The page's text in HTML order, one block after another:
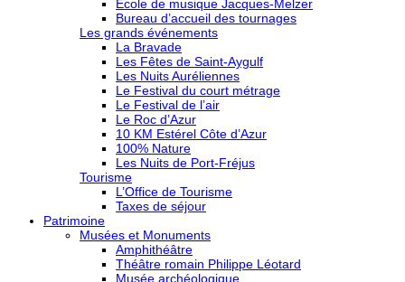
École de musique Jacques-Melzer
Bureau d’accueil des tournages
Les grands événements
La Bravade
Les Fêtes de Saint-Aygulf
Les Nuits Auréliennes
Le Festival du court métrage
Le Festival de l’air
Le Roc d’Azur
10 KM Estérel Côte d’Azur
100% Nature
Les Nuits de Port-Fréjus
Tourisme
L’Office de Tourisme
Taxes de séjour
Patrimoine
Musées et Monuments
Amphithéâtre
Théâtre romain Philippe Léotard
Musée archéologique